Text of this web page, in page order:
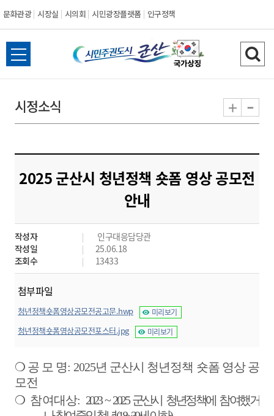
문화관광 시장실 시의회 시민광장플랫폼 인구정책
시
민
도
시
군
산
전
체
뉴
열
검
색
기
시정소식 + -
2025 군산시 청년정책 숏폼 영상 공모전
안내
작성자
인구대응담당관
작성일
25.06.18
조회수
13433
첨부파일
청년정책숏폼영상공모전공고문.hwp 미리보기
청년정책숏폼영상공모전포스터.jpg 미리보기
❍ 공 모 명: 2025년 군산시 청년정책 숏폼 영상 공
모전
❍ 참여대상: 2023 ~ 2025군산시 청년정책에 참여했거